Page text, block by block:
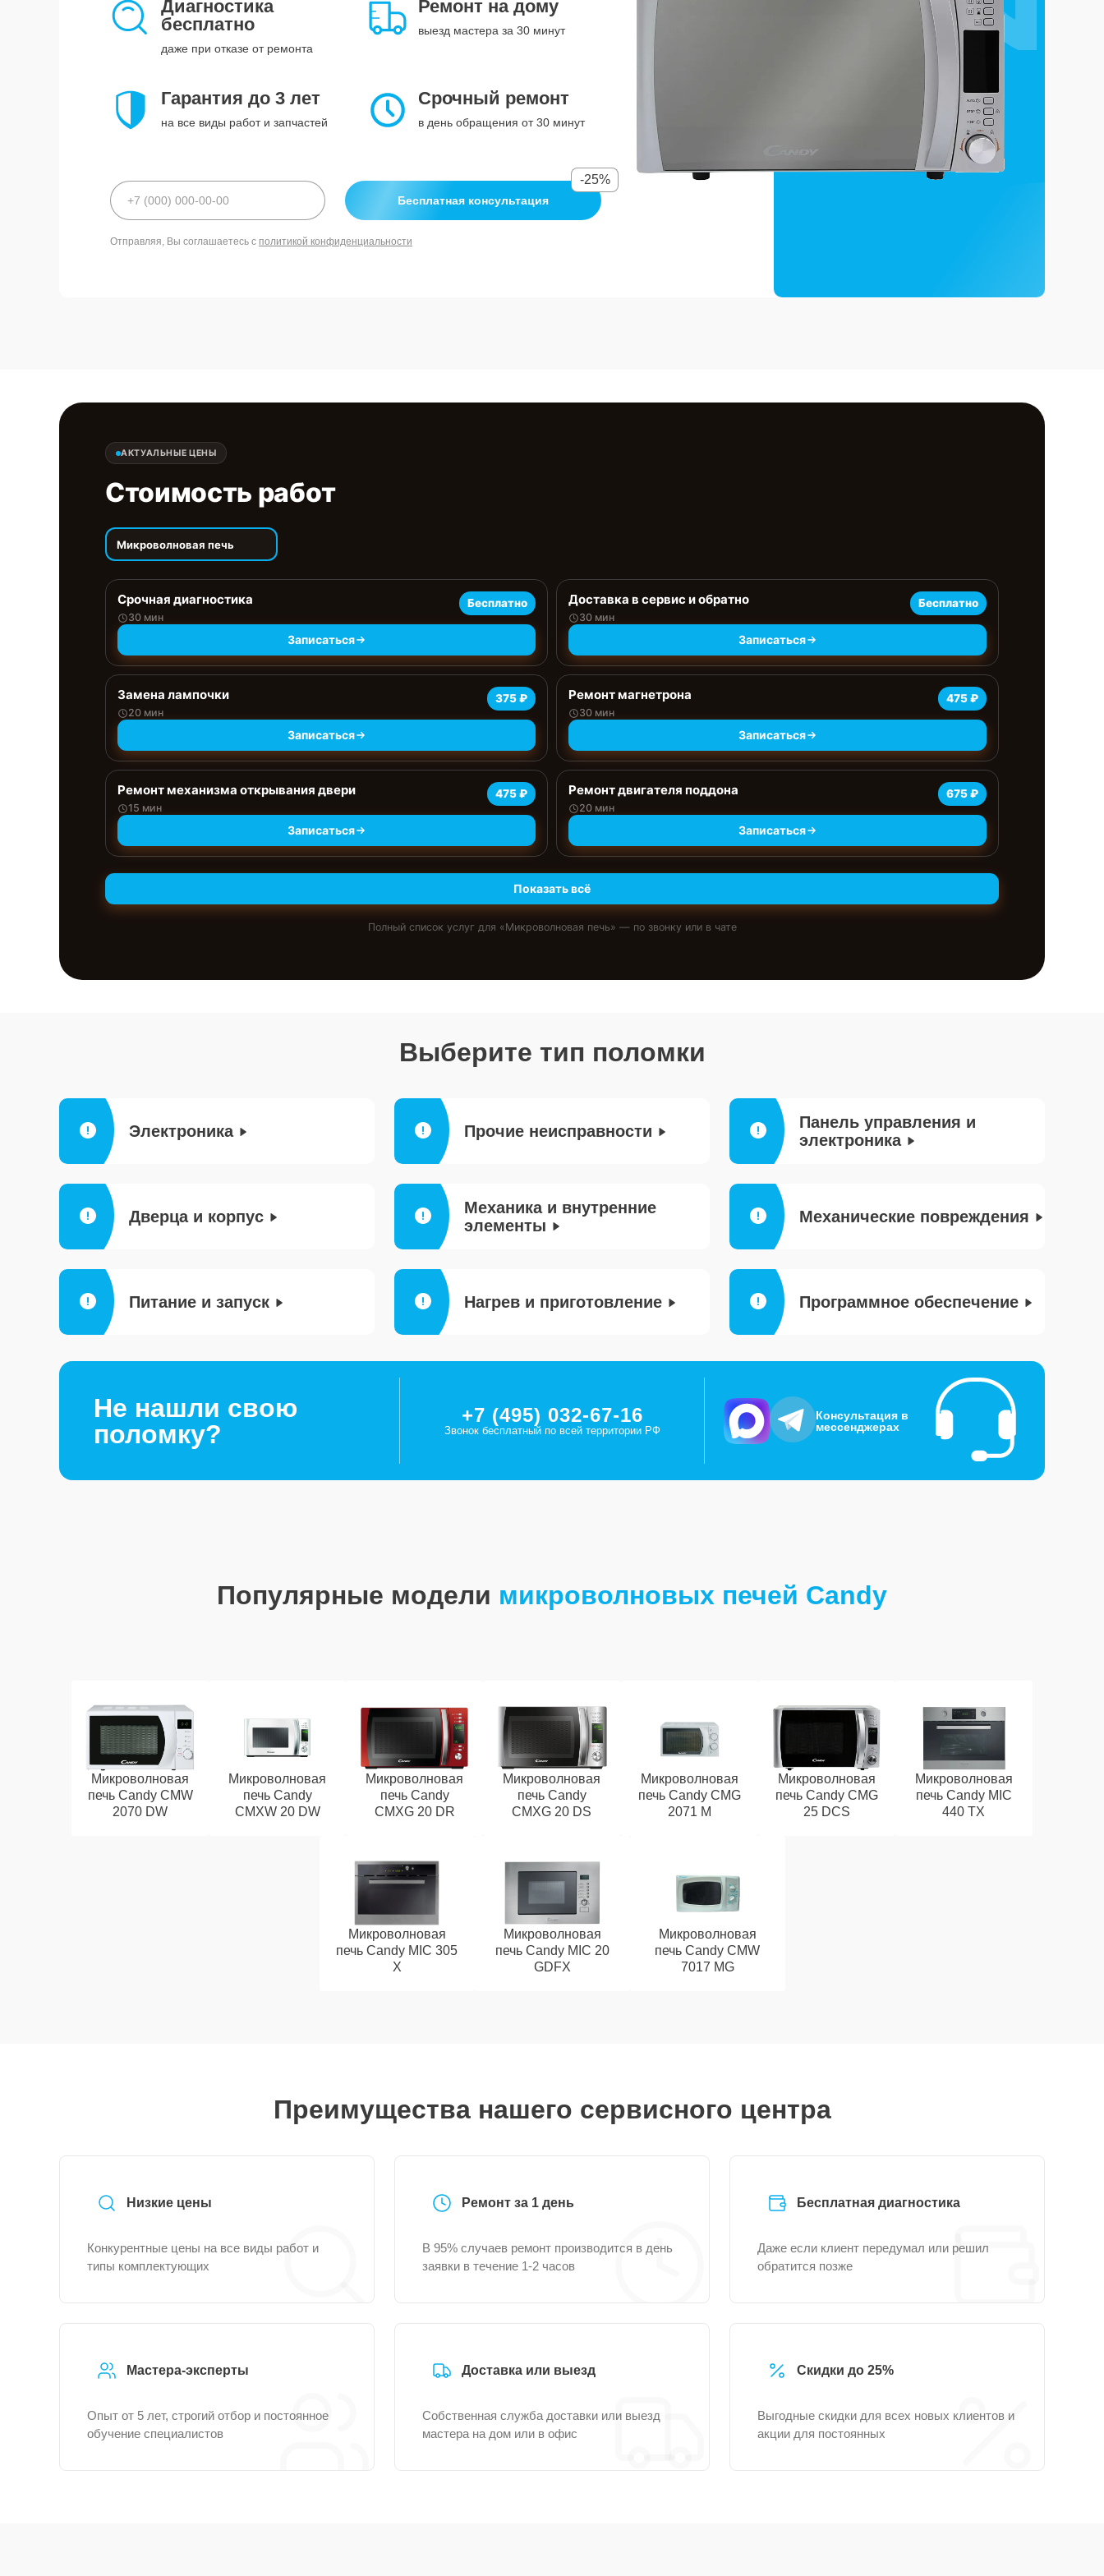
Диагностика
бесплатно
даже при отказе от ремонта
Ремонт на дому
выезд мастера за 30 минут
Гарантия до 3 лет
на все виды работ и запчастей
Срочный ремонт
в день обращения от 30 минут
Бесплатная консультация
-25%
Отправляя, Вы соглашаетесь с политикой конфиденциальности
АКТУАЛЬНЫЕ ЦЕНЫ
Стоимость работ
Микроволновая печь
Срочная диагностика
30 мин
Бесплатно
Записаться
Доставка в сервис и обратно
30 мин
Бесплатно
Записаться
Замена лампочки
20 мин
375 ₽
Записаться
Ремонт магнетрона
30 мин
475 ₽
Записаться
Ремонт механизма открывания двери
15 мин
475 ₽
Записаться
Ремонт двигателя поддона
20 мин
675 ₽
Записаться
Показать всё
Полный список услуг для «Микроволновая печь» — по звонку или в чате
Выберите тип поломки
Электроника Прочие неисправности
Панель управления и
электроника
Дверца и корпус
Механика и внутренние
элементы
Механические повреждения
Питание и запуск Нагрев и приготовление Программное обеспечение
Не нашли свою
поломку?
+7 (495) 032-67-16
Звонок бесплатный по всей территории РФ
Консультация в
мессенджерах
Популярные модели микроволновых печей Candy
Микроволновая
печь Candy CMW
2070 DW
Микроволновая
печь Candy
CMXW 20 DW
Микроволновая
печь Candy
CMXG 20 DR
Микроволновая
печь Candy
CMXG 20 DS
Микроволновая
печь Candy CMG
2071 M
Микроволновая
печь Candy CMG
25 DCS
Микроволновая
печь Candy MIC
440 TX
Микроволновая
печь Candy MIC 305
X
Микроволновая
печь Candy MIC 20
GDFX
Микроволновая
печь Candy CMW
7017 MG
Преимущества нашего сервисного центра
Низкие цены
Конкурентные цены на все виды работ и
типы комплектующих
Ремонт за 1 день
В 95% случаев ремонт производится в день
заявки в течение 1-2 часов
Бесплатная диагностика
Даже если клиент передумал или решил
обратится позже
Мастера-эксперты
Опыт от 5 лет, строгий отбор и постоянное
обучение специалистов
Доставка или выезд
Собственная служба доставки или выезд
мастера на дом или в офис
Скидки до 25%
Выгодные скидки для всех новых клиентов и
акции для постоянных